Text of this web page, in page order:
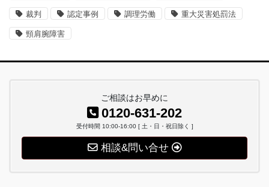
裁判 認定事例 調理労働 重大災害処罰法
頸肩腕障害
ご相談はお早めに
0120-631-202
受付時間 10:00-16:00 [ 土・日・祝日除く ]
相談&問い合せ